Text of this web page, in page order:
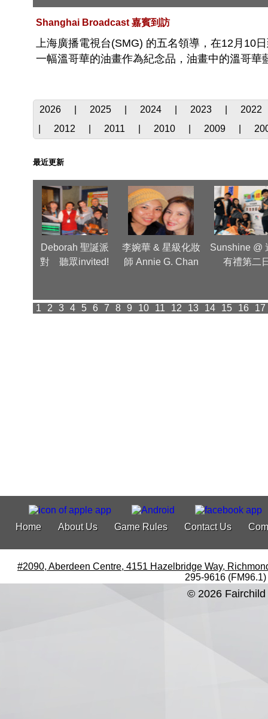
Shanghai Broadcast 嘉賓到訪
上海廣播電視台(SMG) 的五名領導，在12月10
一幅溫哥華的油畫作為紀念品，油畫中的溫哥
2026 2025 2024 2023
2022
2012 2011 2010 2009
最近更新
Deborah 聖誕派
對 聽眾invited!
李婉華 & 星級化妝
師 Annie G. Chan
Sunshine @
有禮第二
1 2 3 4 5 6 7 8 9 10 11 12 13 14 15 16 17
Home About Us Game Rules Contact Us
#2090, Aberdeen Centre, 4151 Hazelbridge Way,
295-9616 (FM96.1)
© 2026 Fairchild